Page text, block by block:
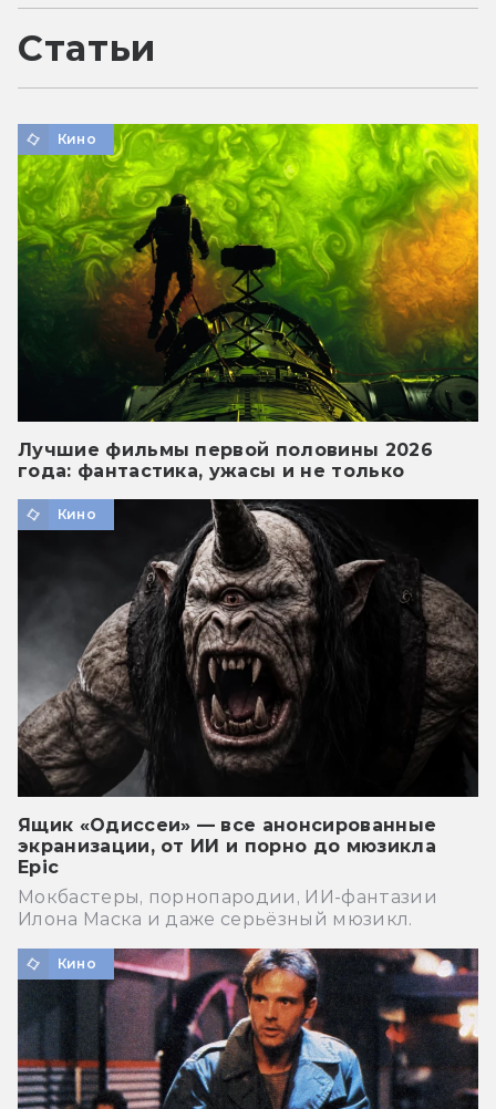
Статьи
Кино
Лучшие фильмы первой половины 2026
года: фантастика, ужасы и не только
Кино
Ящик «Одиссеи» — все анонсированные
экранизации, от ИИ и порно до мюзикла
Epic
Мокбастеры, порнопародии, ИИ-фантазии
Илона Маска и даже серьёзный мюзикл.
Кино